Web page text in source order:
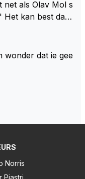
Het kan best dat
een tijd zonder r
wonder dat ie gee
Norris